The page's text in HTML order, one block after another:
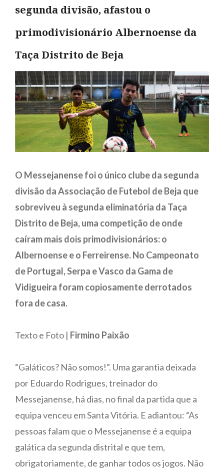
segunda divisão, afastou o
primodivisionário Albernoense da
Taça Distrito de Beja
O Messejanense foi o único clube da segunda
divisão da Associação de Futebol de Beja que
sobreviveu à segunda eliminatória da Taça
Distrito de Beja, uma competição de onde
caíram mais dois primodivisionários: o
Albernoense e o Ferreirense. No Campeonato
de Portugal, Serpa e Vasco da Gama de
Vidigueira foram copiosamente derrotados
fora de casa.
Texto e Foto | Firmino Paixão
“Galáticos? Não somos!”. Uma garantia deixada
por Eduardo Rodrigues, treinador do
Messejanense, há dias, no final da partida que a
equipa venceu em Santa Vitória. E adiantou: “As
pessoas falam que o Messejanense é a equipa
galática da segunda distrital e que tem,
obrigatoriamente, de ganhar todos os jogos. Não